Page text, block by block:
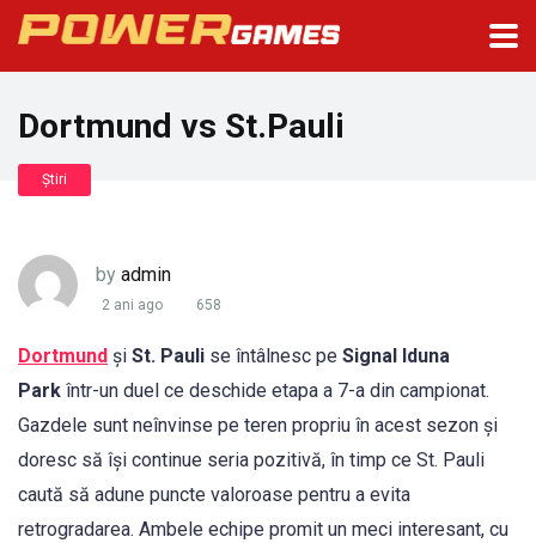
Dortmund vs St.Pauli
Știri
by admin
2 ani ago 658
Dortmund și St. Pauli se întâlnesc pe Signal Iduna
Park într-un duel ce deschide etapa a 7-a din campionat.
Gazdele sunt neînvinse pe teren propriu în acest sezon și
doresc să își continue seria pozitivă, în timp ce St. Pauli
caută să adune puncte valoroase pentru a evita
retrogradarea. Ambele echipe promit un meci interesant, cu